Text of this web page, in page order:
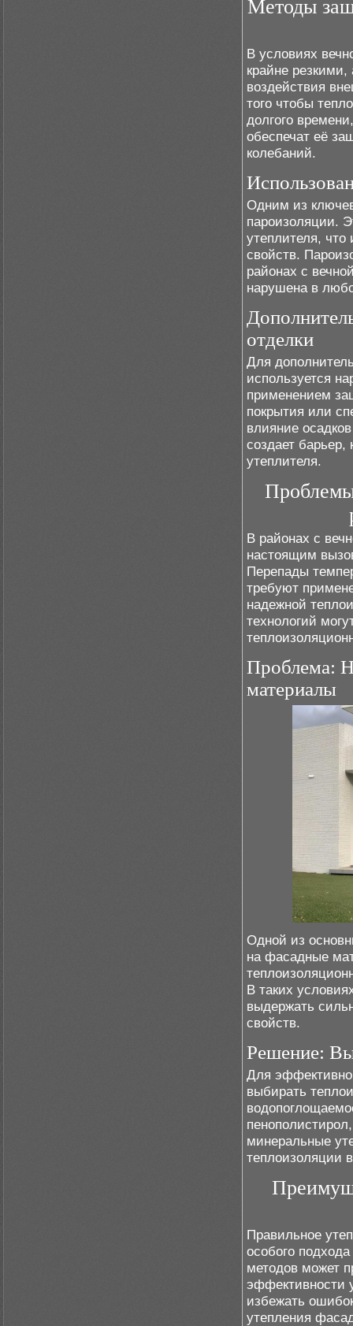
Методы
В условиях
крайне
воздействия
того чтобы
долгого
обеспечат её
колебаний.
Одним из
пароизоляции.
утеплителя,
свойств.
районах с
нарушена в
отделки
Для
используется
применением
покрытия или
влияние
создает барьер,
утеплителя.
В районах с
настоящим
Перепады
требуют
надежной
технологий
Проблема:
материалы
Одной из
на фасадные
В таких
выдержать
свойств.
Решение:
Для
выбирать
минеральные
теплоизоляции
Правильное
особого
методов может
эффективности
избежать
утепления